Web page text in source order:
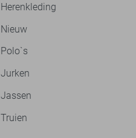
Herenkleding
Nieuw
Polo`s
Jurken
Jassen
Truien